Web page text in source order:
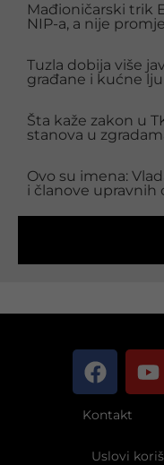
Mađioničarski trik
NIP-a, a nije
Tuzla dobija više
građane i kućne
Šta kaže zakon u
stanova u
Ovo su imena:
i članove upravnih
Kontakt
Uslovi